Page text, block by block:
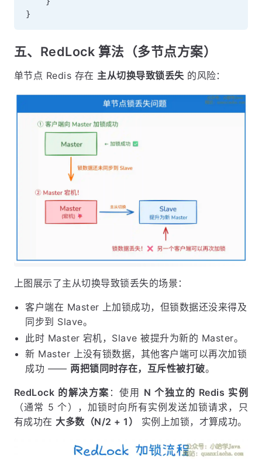
}
五、RedLock 算法（多节点方案）
单节点 Redis 存在 主从切换导致锁丢失 的风险：
上图展示了主从切换导致锁丢失的场景：
客户端在 Master 上加锁成功，但锁数据还没来得及
同步到 Slave。
此时 Master 宕机，Slave 被提升为新的 Master。
新 Master 上没有锁数据，其他客户端可以再次加锁
成功 —— 两把锁同时存在，互斥性被打破。
RedLock 的解决方案 ：使用 N 个独立的 Redis 实例
（通常 5 个），加锁时向所有实例发送加锁请求，只
有成功在 大多数（N/2 + 1） 实例上加锁，才算成功。